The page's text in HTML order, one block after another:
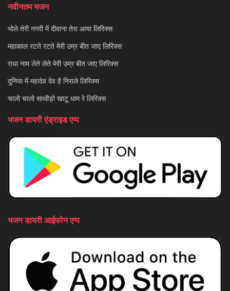
नवीनतम भजन
भोले तेरी नगरी में दीवाना तेरा आया लिरिक्स
महाकाल रटते रटते मेरी उम्र बीत जाए लिरिक्स
राधा नाम लेते लेते मेरी उम्र बीत जाए लिरिक्स
दुनिया में महादेव देव है निराले लिरिक्स
चालो चालो साथीड़ो खाटू धाम रे लिरिक्स
भजन डायरी एंड्राइड एप्प
भजन डायरी आईफोन एप्प